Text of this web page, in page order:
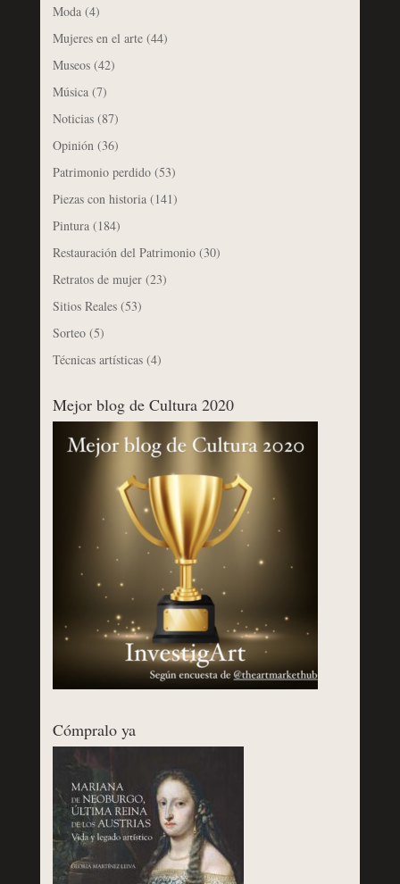
Moda(4)
Mujeres en el arte(44)
Museos(42)
Música(7)
Noticias(87)
Opinión (36)
Patrimonio perdido(53)
Piezas con historia(141)
Pintura(184)
Restauración del Patrimonio(30)
Retratos de mujer(23)
Sitios Reales(53)
Sorteo(5)
Técnicas artísticas(4)
Mejor blog de Cultura 2020
Cómpralo ya